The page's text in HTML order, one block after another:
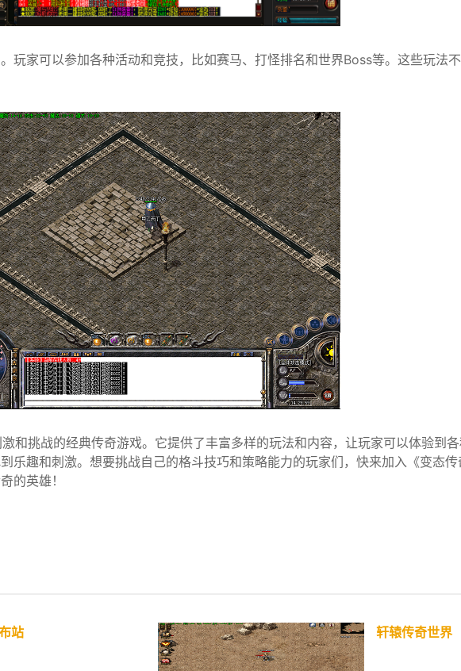
玩家可以参加各种活动和竞技，比如赛马、打怪排名和世界Boss等。这些玩法
和挑战的经典传奇游戏。它提供了丰富多样的玩法和内容，让玩家可以体验到
乐趣和刺激。想要挑战自己的格斗技巧和策略能力的玩家们，快来加入《变态
的英雄！
站 轩辕传奇世界